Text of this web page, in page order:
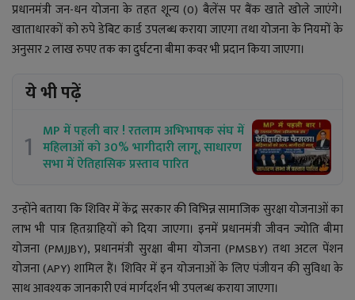
प्रधानमंत्री जन-धन योजना के तहत शून्य (0) बैलेंस पर बैंक खाते खोले जाएंगे।
खाताधारकों को रुपे डेबिट कार्ड उपलब्ध कराया जाएगा तथा योजना के नियमों के
अनुसार 2 लाख रुपए तक का दुर्घटना बीमा कवर भी प्रदान किया जाएगा।
ये भी पढ़ें
1 MP में पहली बार ! रतलाम अभिभाषक संघ में
महिलाओं को 30% भागीदारी लागू, साधारण
सभा में ऐतिहासिक प्रस्ताव पारित
उन्होंने बताया कि शिविर में केंद्र सरकार की विभिन्न सामाजिक सुरक्षा योजनाओं का
लाभ भी पात्र हितग्राहियों को दिया जाएगा। इनमें प्रधानमंत्री जीवन ज्योति बीमा
योजना (PMJJBY), प्रधानमंत्री सुरक्षा बीमा योजना (PMSBY) तथा अटल पेंशन
योजना (APY) शामिल हैं। शिविर में इन योजनाओं के लिए पंजीयन की सुविधा के
साथ आवश्यक जानकारी एवं मार्गदर्शन भी उपलब्ध कराया जाएगा।